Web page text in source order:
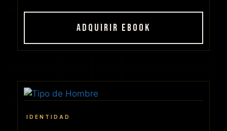
ADQUIRIR EBOOK
IDENTIDAD